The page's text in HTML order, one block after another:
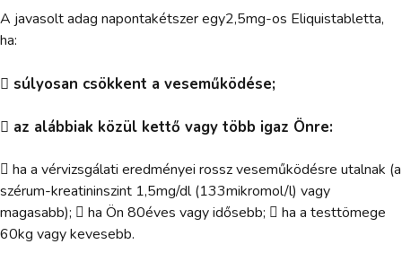
A javasolt adag napontakétszer egy2,5mg-os Eliquistabletta,
ha:
 súlyosan csökkent a veseműködése;
 az alábbiak közül kettő vagy több igaz Önre:
 ha a vérvizsgálati eredményei rossz veseműködésre utalnak (a
szérum-kreatininszint 1,5mg/dl (133mikromol/l) vagy
magasabb);  ha Ön 80éves vagy idősebb;  ha a testtömege
60kg vagy kevesebb.